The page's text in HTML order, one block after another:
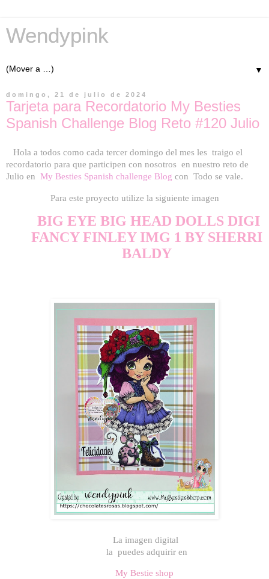
Wendypink
▼
domingo, 21 de julio de 2024
Tarjeta para Recordatorio My Besties
Spanish Challenge Blog Reto #120 Julio
Hola a todos como cada tercer domingo del mes les traigo el
recordatorio para que participen con nosotros en nuestro reto de
Julio en My Besties Spanish challenge Blog con Todo se vale.
Para este proyecto utilize la siguiente imagen
BIG EYE BIG HEAD DOLLS DIGI
FANCY FINLEY IMG 1 BY SHERRI
BALDY
La imagen digital
la puedes adquirir en
My Bestie shop